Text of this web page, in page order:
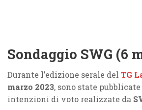
Sondaggio SWG (6
Durante l’edizione serale del TG
marzo 2023, sono state
intenzioni di voto realizzate da